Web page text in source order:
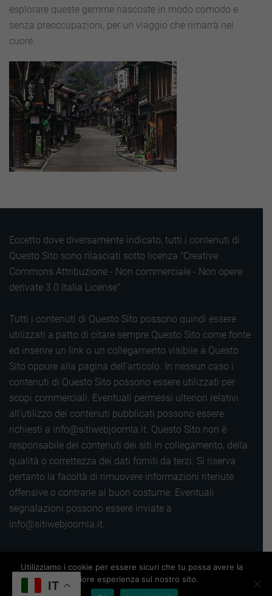
esplorare queste gemme nascoste in modo comodo e
senza preoccupazioni, per un viaggio che rimarrà nel
cuore.
Eccetto dove diversamente indicato, tutti i contenuti di
Questo Sito sono rilasciati sotto licenza "Creative
Commons Attribuzione - Non commerciale - Non opere
derivate 3.0 Italia License".
Tutti i contenuti di Questo Sito possono quindi essere
utilizzati a patto di citare sempre Questo Sito come fonte
ed inserire un link o un collegamento visibile a Questo
Sito oppure alla pagina dell'articolo. In nessun caso i
contenuti di Questo Sito possono essere utilizzati per
scopi commerciali. Eventuali permessi ulteriori relativi
all'utilizzo dei contenuti pubblicati possono essere
richiesti a info@sitiwebjoomla.it. Questo Sito non è
responsabile dei contenuti dei siti in collegamento, della
qualità o correttezza dei dati forniti da terzi. Si riserva
pertanto la facoltà di rimuovere informazioni ritenute
offensive o contrarie al buon costume. Eventuali
segnalazioni possono essere inviate a
info@sitiwebjoomla.it.
Copyright 2016 |Termini, privacy e cookie |Sitemap|
Powered by Siti web Wordpress
IT
Utilizziamo i cookie per essere sicuri che tu possa avere la
migliore esperienza sul nostro sito.